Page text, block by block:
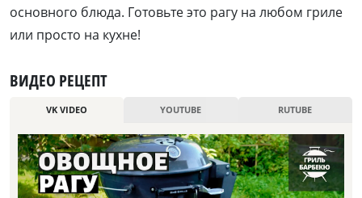
основного блюда. Готовьте это рагу на любом гриле
или просто на кухне!
ВИДЕО РЕЦЕПТ
VK VIDEO YOUTUBE RUTUBE